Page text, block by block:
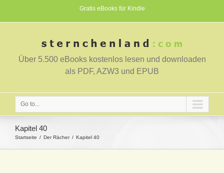
Gratis eBooks für Kindle
Über 5.500 eBooks kostenlos lesen und downloaden
als PDF, AZW3 und EPUB
Go to...
Kapitel 40
Startseite Der Rächer Kapitel 40